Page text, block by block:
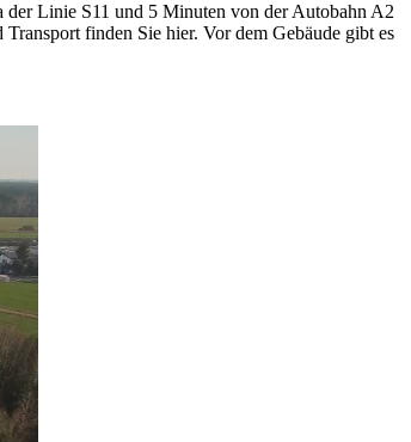
der Linie S11 und 5 Minuten von der Autobahn A2
finden Sie hier. Vor dem Gebäude gibt es